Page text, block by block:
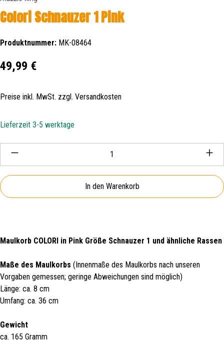
Colori Schnauzer 1 Pink
Produktnummer: MK-08464
Regulärer Preis:
49,99 €
Preise inkl. MwSt. zzgl. Versandkosten
Lieferzeit 3-5 werktage
Produkt Anzahl: Gib den gewünschten Wert ein oder
In den Warenkorb
Maulkorb COLORI in Pink Größe Schnauzer 1 und ähnliche Rassen
Maße des Maulkorbs (Innenmaße des Maulkorbs nach unseren
Vorgaben gemessen; geringe Abweichungen sind möglich)
Länge: ca. 8 cm
Umfang: ca. 36 cm
Gewicht
ca. 165 Gramm